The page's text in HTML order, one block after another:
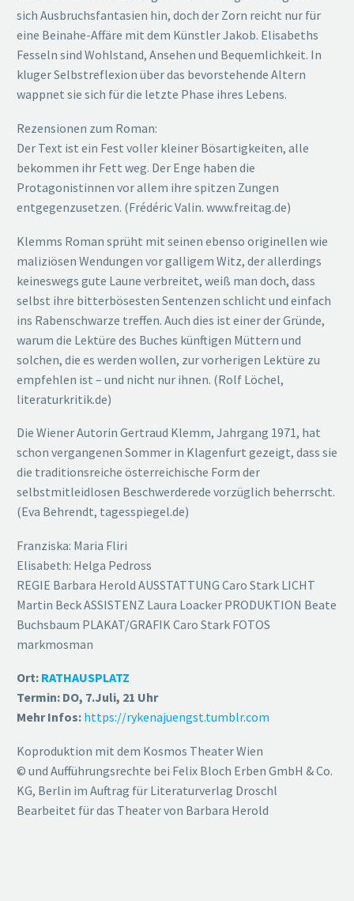
sich Ausbruchsfantasien hin, doch der Zorn reicht nur für
eine Beinahe-Affäre mit dem Künstler Jakob. Elisabeths
Fesseln sind Wohlstand, Ansehen und Bequemlichkeit. In
kluger Selbstreflexion über das bevorstehende Altern
wappnet sie sich für die letzte Phase ihres Lebens.
Rezensionen zum Roman:
Der Text ist ein Fest voller kleiner Bösartigkeiten, alle
bekommen ihr Fett weg. Der Enge haben die
Protagonistinnen vor allem ihre spitzen Zungen
entgegenzusetzen. (Frédéric Valin. www.freitag.de)
Klemms Roman sprüht mit seinen ebenso originellen wie
maliziösen Wendungen vor galligem Witz, der allerdings
keineswegs gute Laune verbreitet, weiß man doch, dass
selbst ihre bitterbösesten Sentenzen schlicht und einfach
ins Rabenschwarze treffen. Auch dies ist einer der Gründe,
warum die Lektüre des Buches künftigen Müttern und
solchen, die es werden wollen, zur vorherigen Lektüre zu
empfehlen ist – und nicht nur ihnen. (Rolf Löchel,
literaturkritik.de)
Die Wiener Autorin Gertraud Klemm, Jahrgang 1971, hat
schon vergangenen Sommer in Klagenfurt gezeigt, dass sie
die traditionsreiche österreichische Form der
selbstmitleidlosen Beschwerderede vorzüglich beherrscht.
(Eva Behrendt, tagesspiegel.de)
Franziska: Maria Fliri
Elisabeth: Helga Pedross
REGIE Barbara Herold AUSSTATTUNG Caro Stark LICHT
Martin Beck ASSISTENZ Laura Loacker PRODUKTION Beate
Buchsbaum PLAKAT/GRAFIK Caro Stark FOTOS
markmosman
Ort: RATHAUSPLATZ
Termin: DO, 7.Juli, 21 Uhr
Mehr Infos: https://rykenajuengst.tumblr.com
Koproduktion mit dem Kosmos Theater Wien
© und Aufführungsrechte bei Felix Bloch Erben GmbH & Co.
KG, Berlin im Auftrag für Literaturverlag Droschl
Bearbeitet für das Theater von Barbara Herold